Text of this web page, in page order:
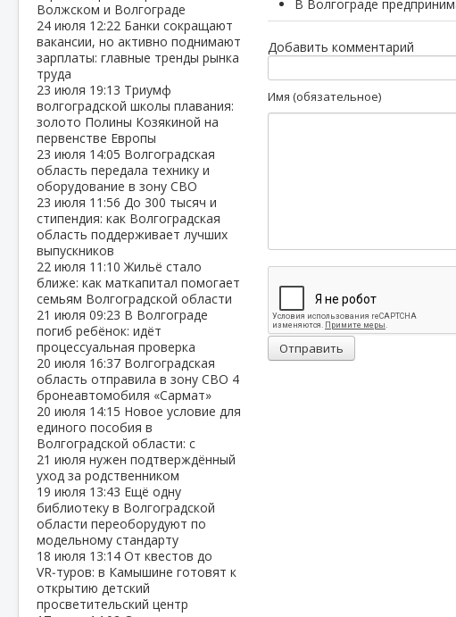
Волжском и Волгограде
24 июля 12:22 Банки сокращают
вакансии, но активно поднимают
зарплаты: главные тренды рынка
труда
23 июля 19:13 Триумф
волгоградской школы плавания:
золото Полины Козякиной на
первенстве Европы
23 июля 14:05 Волгоградская
область передала технику и
оборудование в зону СВО
23 июля 11:56 До 300 тысяч и
стипендия: как Волгоградская
область поддерживает лучших
выпускников
22 июля 11:10Жильё стало
ближе: как маткапитал помогает
семьям Волгоградской области
21 июля 09:23 В Волгограде
погиб ребёнок: идёт
процессуальная проверка
20 июля 16:37 Волгоградская
область отправила в зону СВО 4
бронеавтомобиля «Сармат»
20 июля 14:15 Новое условие для
единого пособия в
Волгоградской области: с
21 июля нужен подтверждённый
уход за родственником
19 июля 13:43 Ещё одну
библиотеку в Волгоградской
области переоборудуют по
модельному стандарту
18 июля 13:14 От квестов до
VR‑туров: в Камышине готовят к
открытию детский
просветительский центр
В Волгограде
Добавить комментарий
Имя (обязательное)
Отправить